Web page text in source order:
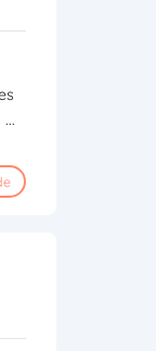
...